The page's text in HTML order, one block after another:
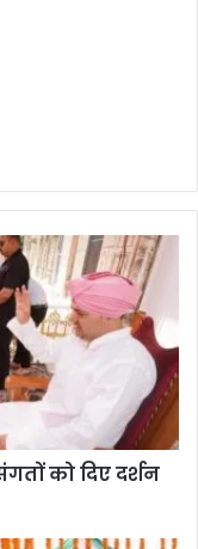
को दिए दर्शन